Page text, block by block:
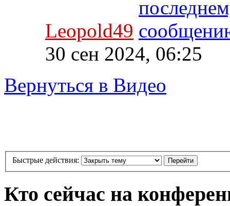
Leopold49
30 сен 2024, 06:25
Вернуться в Видео
Быстрые действия:
Кто сейчас на